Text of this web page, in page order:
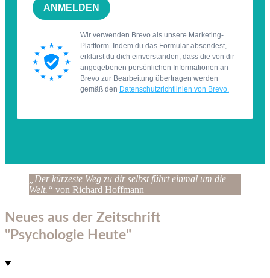
„Der kürzeste Weg zu dir selbst führt einmal um die
Welt.“ von Richard Hoffmann
Neues aus der Zeitschrift
"Psychologie Heute"